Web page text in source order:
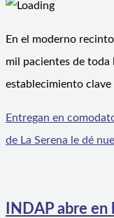
En el moderno
mil pacientes de toda
establecimiento
Entregan en
de La Serena le dé
INDAP abre